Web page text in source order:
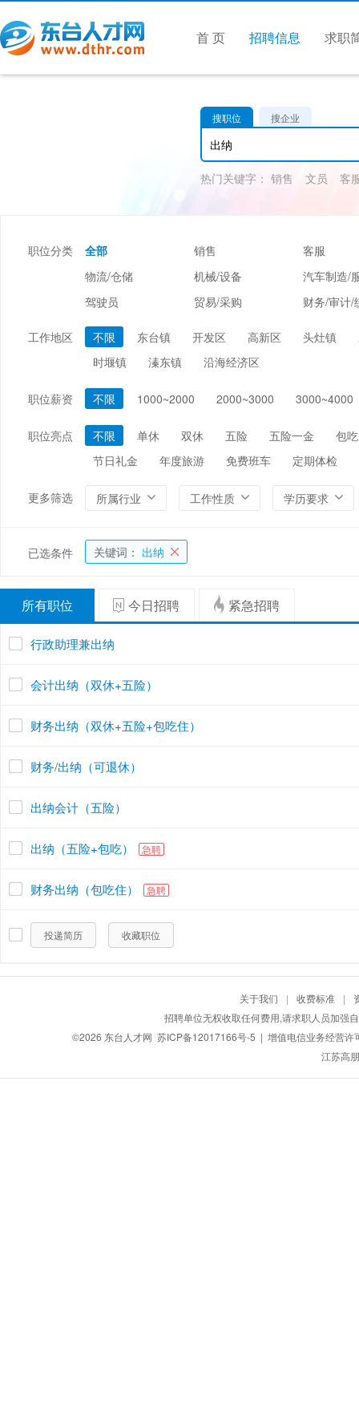
首 页 招聘信息 求职
搜职位 搜企业
热门关键字： 销售 文员 客
职位分类 全部 销售
客服
物流/仓储
机械/设备
汽车制造/
驾驶员
贸易/采购
财务/审计/
美容/美发
市场/媒介/公关
广告/会展/咨询
能源/电力/矿产
环保
工作地区 不限 东台镇 开发区 高新区 头灶镇
时堰镇
溱东镇 沿海经济区
职位薪资 不限 1000~2000 2000~3000 3000~4000
职位亮点 不限 单休 双休 五险 五险一金
包吃
节日礼金
年度旅游 免费班车 定期体检
更多筛选 所属行业 工作性质 学历要求
已选条件 关键词： 出纳
所有职位 今日招聘 紧急招聘
行政助理兼出纳
会计出纳（双休+五险）
财务出纳（双休+五险+包吃住）
财务/出纳（可退休）
出纳会计（五险）
出纳（五险+包吃） 急聘
财务出纳（包吃住） 急聘
投递简历 收藏职位
关于我们 | 收费标准 |
招聘单位无权收取任何费用,请求职人员加强
©2026 东台人才网 苏ICP备12017166号-5 | 增值电信业务经营
江苏高